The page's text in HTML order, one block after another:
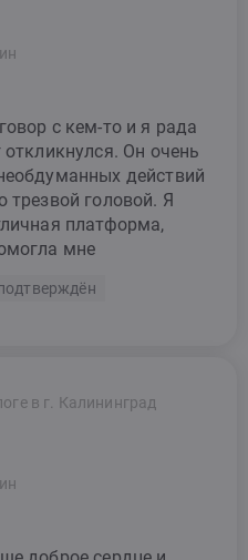
с кем-то и я рада
Он очень
действий
трезвой головой. Я
платформа,
мне
в г. Калининград